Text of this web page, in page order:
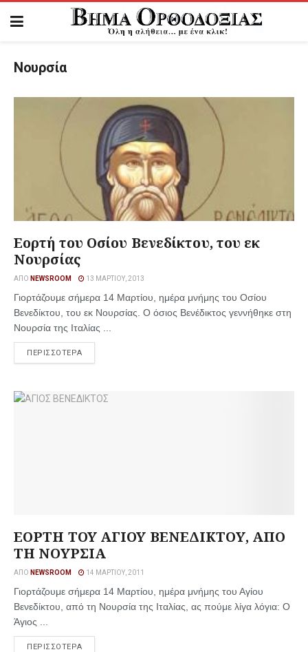
Νουρσία
Εορτή του Οσίου Βενεδίκτου, του εκ
Νουρσίας
ΑΠΌ NEWSROOM 13 ΜΑΡΤΊΟΥ, 2013
Γιορτάζουμε σήμερα 14 Μαρτίου, ημέρα μνήμης του Οσίου
Βενεδίκτου, του εκ Νουρσίας. Ο όσιος Βενέδικτος γεννήθηκε στη
Νουρσία της Ιταλίας ...
ΠΕΡΙΣΣΟΤΕΡΑ
ΕΟΡΤΗ ΤΟΥ ΑΓΙΟΥ ΒΕΝΕΔΙΚΤΟΥ, ΑΠΟ
ΤΗ ΝΟΥΡΣΙΑ
ΑΠΌ NEWSROOM 14 ΜΑΡΤΊΟΥ, 2011
Γιορτάζουμε σήμερα 14 Μαρτίου, ημέρα μνήμης του Αγίου
Βενεδίκτου, από τη Νουρσία της Ιταλίας, ας πούμε λίγα λόγια: Ο
Άγιος ...
ΠΕΡΙΣΣΟΤΕΡΑ